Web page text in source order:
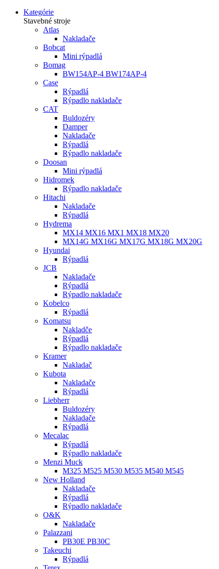
Kategórie
Stavebné stroje
Atlas
Nakladače
Bobcat
Mini rýpadlá
Bomag
BW154AP-4 BW174AP-4
Case
Rýpadlá
Rýpadlo nakladače
CAT
Buldozéry
Damper
Nakladače
Rýpadlá
Rýpadlo nakladače
Doosan
Mini rýpadlá
Hidromek
Rýpadlo nakladače
Hitachi
Nakladače
Rýpadlá
Hydrema
MX14 MX16 MX1 MX18 MX20
MX14G MX16G MX17G MX18G MX20G
Hyundai
Rýpadlá
JCB
Nakladače
Rýpadlá
Rýpadlo nakladače
Kobelco
Rýpadlá
Komatsu
Nakladče
Rýpadlá
Rýpadlo nakladače
Kramer
Nakladač
Kubota
Nakladače
Rýpadlá
Liebherr
Buldozéry
Nakladače
Rýpadlá
Mecalac
Rýpadlá
Rýpadlo nakladače
Menzi Muck
M325 M525 M530 M535 M540 M545
New Holland
Nakladače
Rýpadlá
Rýpadlo nakladače
O&K
Nakladače
Palazzani
PB30E PB30C
Takeuchi
Rýpadlá